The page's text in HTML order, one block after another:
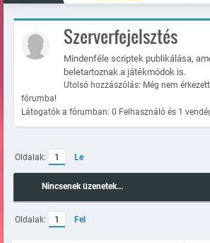
Szerverfejelsztés
Mindenféle scriptek publikálása,
beletartoznak a játékmódok is.
Utolsó hozzászólás: Még nem
fórumba!
Látogatók a fórumban: 0 Felhasználó és 1
Oldalak: 1 Le
Nincsenek üzenetek...
Oldalak: 1 Fel